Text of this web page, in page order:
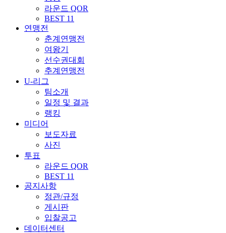
라운드 QOR
BEST 11
연맹전
춘계연맹전
여왕기
선수권대회
추계연맹전
U-리그
팀소개
일정 및 결과
랭킹
미디어
보도자료
사진
투표
라운드 QOR
BEST 11
공지사항
정관/규정
게시판
입찰공고
데이터센터